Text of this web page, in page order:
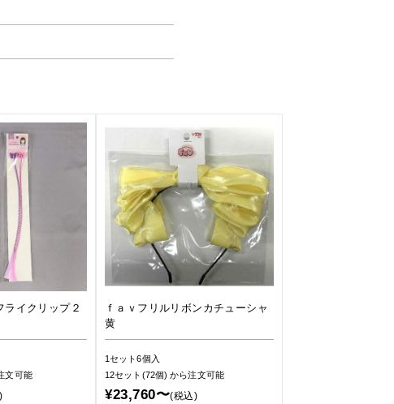
イクリップ２
文可能
ｆａｖフリルリボンカチューシャ
黄
1セット6個入
12セット(72個)から注文可能
¥23,760〜(税込)